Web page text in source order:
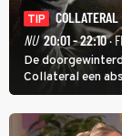
TIP
COLLATERAL
NU 20:01 - 22:10·
De
Collateral een
Cruise) heeft
wel heel lugubere